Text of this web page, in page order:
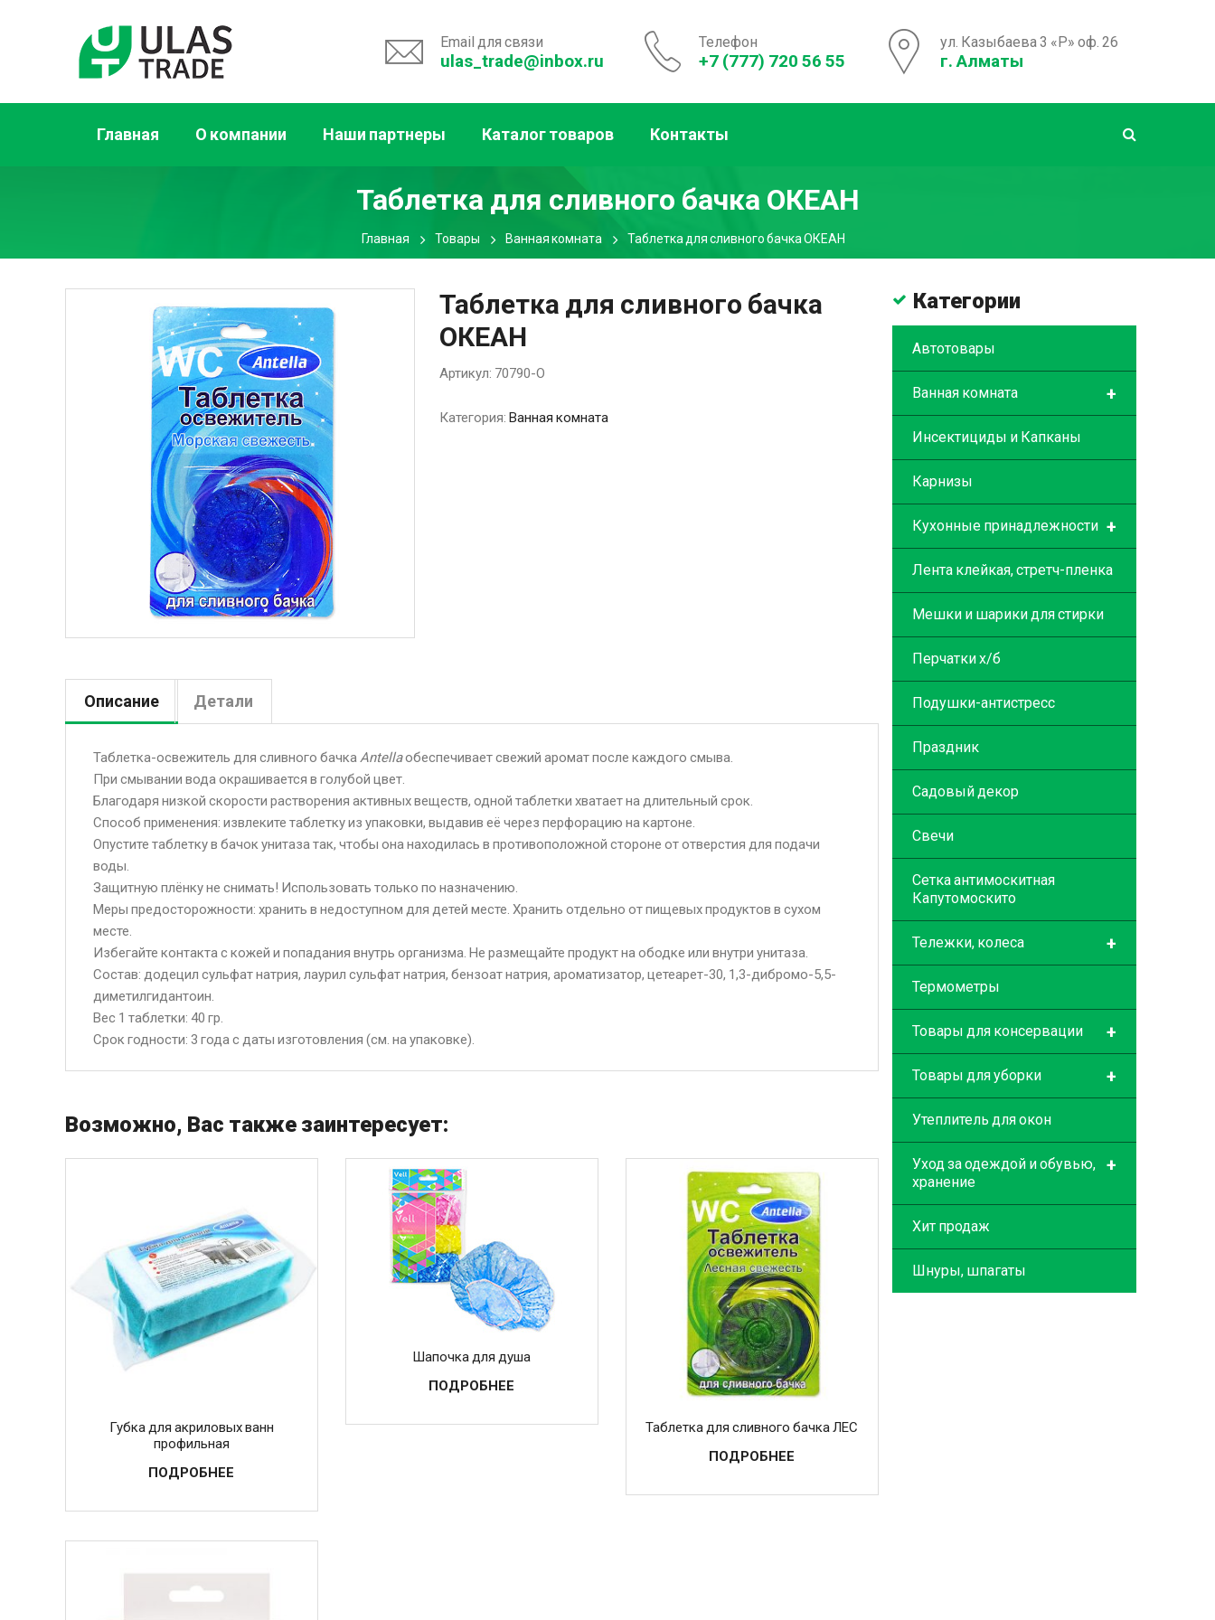
Email для связи
ulas_trade@inbox.ru
Телефон
+7 (777) 720 56 55
ул. Казыбаева 3 «Р» оф. 26
г. Алматы
Главная О компании Наши партнеры Каталог товаров Контакты
Таблетка для сливного бачка ОКЕАН
Главная Товары Ванная комната Таблетка для сливного бачка ОКЕАН
Таблетка для сливного бачка
ОКЕАН
Артикул: 70790-O
Категория: Ванная комната
Описание Детали
Таблетка-освежитель для сливного бачкаAntellaобеспечивает свежий аромат после каждого смыва.
При смывании вода окрашивается в голубой цвет.
Благодаря низкой скорости растворения активных веществ, одной таблетки хватает на длительный срок.
Способ применения: извлеките таблетку из упаковки, выдавив её через перфорацию на картоне.
Опустите таблетку в бачок унитаза так, чтобы она находилась в противоположной стороне от отверстия для подачи
воды.
Защитную плёнку не снимать! Использовать только по назначению.
Меры предосторожности: хранить в недоступном для детей месте. Хранить отдельно от пищевых продуктов в сухом
месте.
Избегайте контакта с кожей и попадания внутрь организма. Не размещайте продукт на ободке или внутри унитаза.
Состав: додецил сульфат натрия, лаурил сульфат натрия, бензоат натрия, ароматизатор, цетеарет-30, 1,3-дибромо-5,5-
диметилгидантоин.
Вес 1 таблетки: 40 гр.
Срок годности: 3 года с даты изготовления (см. на упаковке).
Возможно, Вас также заинтересует:
Губка для акриловых ванн
профильная
ПОДРОБНЕЕ
Шапочка для душа
ПОДРОБНЕЕ
Таблетка для сливного бачка ЛЕС
ПОДРОБНЕЕ
Категории
Автотовары
+
Ванная комната
Инсектициды и Капканы
Карнизы
+
Кухонные принадлежности
Лента клейкая, стретч-пленка
Мешки и шарики для стирки
Перчатки х/б
Подушки-антистресс
Праздник
Садовый декор
Свечи
Сетка антимоскитная
Капутомоскито
+
Тележки, колеса
Термометры
+
Товары для консервации
+
Товары для уборки
Утеплитель для окон
+
Уход за одеждой и обувью,
хранение
Хит продаж
Шнуры, шпагаты